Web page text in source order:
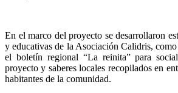
En el marco del proyecto se desarrollaron
y educativas de la Asociación Calidris,
el boletín regional “La reinita” para
proyecto y saberes locales recopilados en
habitantes de la comunidad.